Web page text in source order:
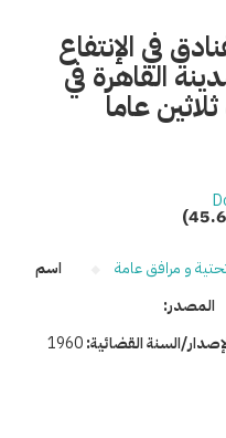
في الإنتفاع
القاهرة في
عاما
و مرافق عامة
السنة القضائية:1960
اسم
المصدر: